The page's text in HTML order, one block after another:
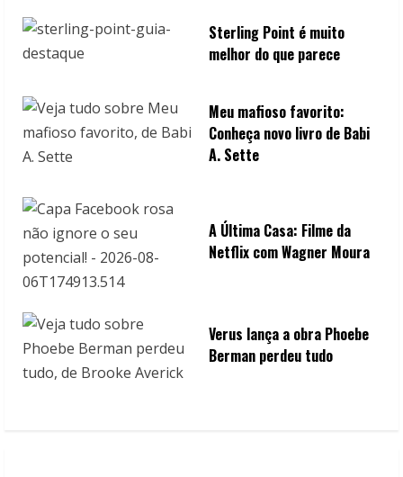
n
Sterling Point é muito
melhor do que parece
Meu mafioso favorito:
Conheça novo livro de Babi
A. Sette
A Última Casa: Filme da
Netflix com Wagner Moura
Verus lança a obra Phoebe
Berman perdeu tudo